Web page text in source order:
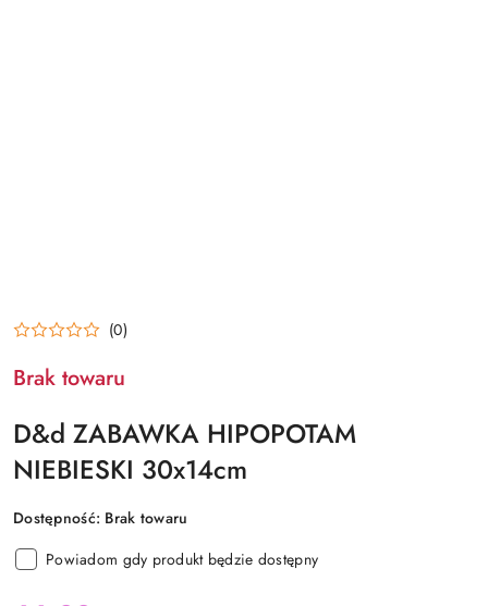
(0)
Brak towaru
D&d ZABAWKA HIPOPOTAM
NIEBIESKI 30x14cm
Dostępność: Brak towaru
Powiadom gdy produkt będzie dostępny